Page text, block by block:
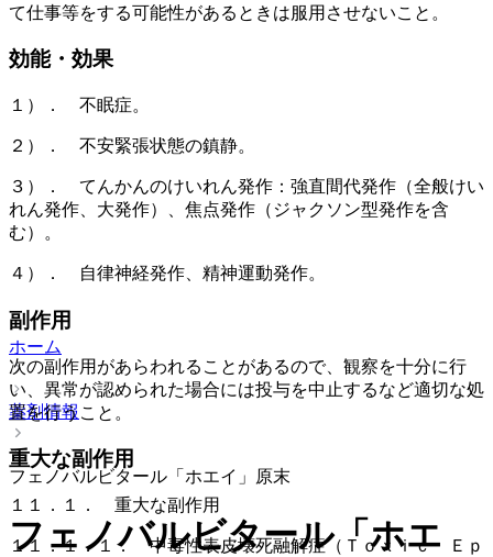
て仕事等をする可能性があるときは服用させないこと。
効能・効果
１）． 不眠症。
２）． 不安緊張状態の鎮静。
３）． てんかんのけいれん発作：強直間代発作（全般けい
れん発作、大発作）、焦点発作（ジャクソン型発作を含
む）。
４）． 自律神経発作、精神運動発作。
副作用
次の副作用があらわれることがあるので、観察を十分に行
い、異常が認められた場合には投与を中止するなど適切な処
置を行うこと。
重大な副作用
１１．１． 重大な副作用
１１．１．１． 中毒性表皮壊死融解症（Ｔｏｘｉｃ Ｅｐ
ホーム
薬剤情報
フェノバルビタール「ホエイ」原末
フェノバルビタール「ホエ